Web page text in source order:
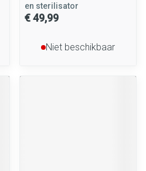
en sterilisator
€ 49,99
Niet beschikbaar